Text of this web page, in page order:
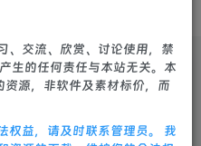
活态度
评论21 粉丝 36
行授权
、交流、欣赏、讨论使用，禁
生的任何责任与本站无关。本
源，非软件及素材标价，而
权益，请及时联系管理员。 我